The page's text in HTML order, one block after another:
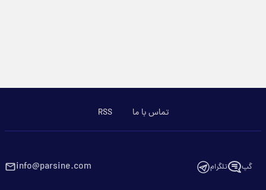
تماس با ما RSS
گپ تلگرام info@parsine.com